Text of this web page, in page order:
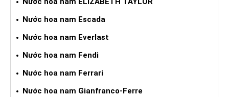
Nước hoa nam Escada
Nước hoa nam Everlast
Nước hoa nam Fendi
Nước hoa nam Ferrari
Nước hoa nam Gianfranco-Ferre